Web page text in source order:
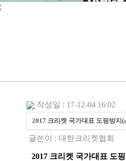
작성일 : 17-12-04 16:02
2017 크리켓 국가대표 도핑방지
글쓴이 : 대한크리켓협회
2017 크리켓 국가대표 도